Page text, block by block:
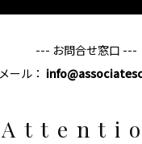
--- お問合せ窓口 ---
メール：